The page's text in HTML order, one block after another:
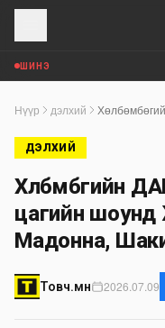
ШИНЭ
Нүүр дэлхий
ДЭЛХИЙ
Хөлбөмбөгийн
цагийн шоунд
Мадонна,
Товч.мн 2026.07.09